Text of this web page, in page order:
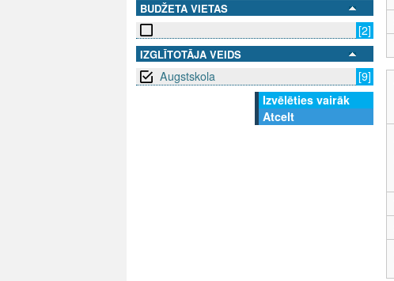
BUDŽETA VIETAS
[2]
IZGLĪTOTĀJA VEIDS
Augstskola
[9]
Izvēlēties vairāk
Atcelt